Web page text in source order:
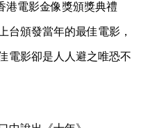
港電影金像獎頒獎典禮
台頒發當年的最佳電影，
電影卻是人人避之唯恐不